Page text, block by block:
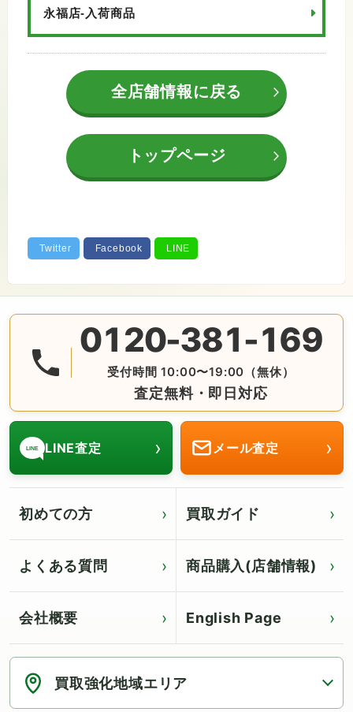
永福店-入荷商品
全店舗情報に戻る
トップページ
0120-381-169
受付時間 10:00〜19:00（無休）
査定無料・即日対応
無料の電話査定・見積もり お問合せは番号をタップ♪
LINE LINE査定 › メール査定 ›
初めての方 買取ガイド
よくある質問 商品購入(店舗情報)
会社概要 English Page
Click for English page
買取強化地域エリア